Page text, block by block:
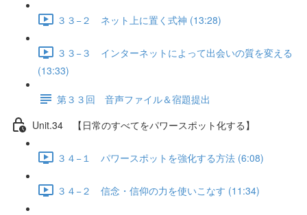
３３−２ ネット上に置く式神 (13:28)
３３−３ インターネットによって出会いの質を変える
(13:33)
第３３回 音声ファイル＆宿題提出
Unit.34 【日常のすべてをパワースポット化する】
３４−１ パワースポットを強化する方法 (6:08)
３４−２ 信念・信仰の力を使いこなす (11:34)